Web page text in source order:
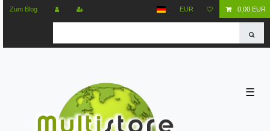
Zum Blog EUR 0,00 EUR
☰